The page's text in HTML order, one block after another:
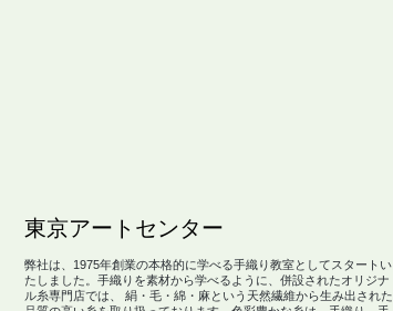
​東京アートセンター
弊社は、1975年創業の本格的に学べる手織り教室としてスタートい
たしました。手織りを素材から学べるように、併設されたオリジナ
ル糸専門店では、 絹・毛・綿・麻という天然繊維から生み出された